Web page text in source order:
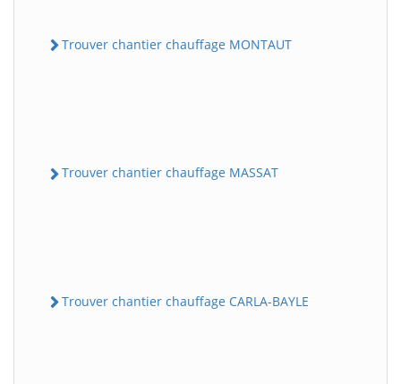
Trouver chantier chauffage MONTAUT
Trouver chantier chauffage MASSAT
Trouver chantier chauffage CARLA-BAYLE